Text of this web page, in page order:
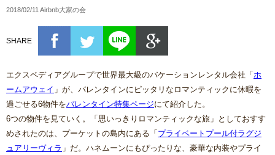
2018/02/11 Airbnb大家の会
SHARE
エクスペディアグループで世界最大級のバケーションレンタル会社「ホ
ームアウェイ 」が、バレンタインにピッタリなロマンティックに休暇を
過ごせる6物件をバレンタイン特集ページにて紹介した。
6つの物件を見ていく。「思いっきりロマンティックな旅」としておすす
めされたのは、プーケットの島内にある「プライベートプール付ラグジ
ュアリーヴィラ 」だ。ハネムーンにもぴったりな、豪華な内装やプライ